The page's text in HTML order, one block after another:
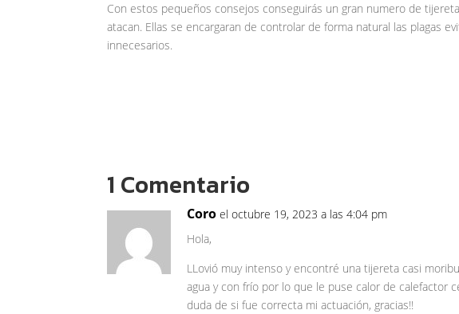
Con estos pequeños consejos conseguirás un gran numero de
atacan. Ellas se encargaran de controlar de forma natural las plagas
innecesarios.
1 Comentario
Coro el octubre 19, 2023 a las 4:04 pm
Hola,
LLovió muy intenso y encontré una tijereta casi
agua y con frío por lo que le puse calor de calefactor
duda de si fue correcta mi actuación, gracias!!